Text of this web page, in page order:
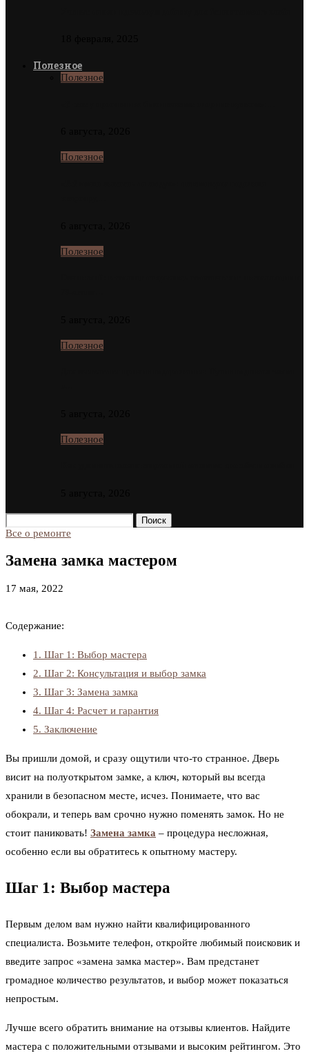
Полезное
Полезное
Полезное
Полезное
Полезное
Полезное
Поиск
Все о ремонте
Замена замка мастером
17 мая, 2022
Содержание:
1. Шаг 1: Выбор мастера
2. Шаг 2: Консультация и выбор замка
3. Шаг 3: Замена замка
4. Шаг 4: Расчет и гарантия
5. Заключение
Вы пришли домой, и сразу ощутили что-то странное. Дверь
висит на полуоткрытом замке, а ключ, который вы всегда
хранили в безопасном месте, исчез. Понимаете, что вас
обокрали, и теперь вам срочно нужно поменять замок. Но не
стоит паниковать! Замена замка – процедура несложная,
особенно если вы обратитесь к опытному мастеру.
Шаг 1: Выбор мастера
Первым делом вам нужно найти квалифицированного
специалиста. Возьмите телефон, откройте любимый поисковик и
введите запрос «замена замка мастер». Вам предстанет
громадное количество результатов, и выбор может показаться
непростым.
Лучше всего обратить внимание на отзывы клиентов. Найдите
мастера с положительными отзывами и высоким рейтингом. Это